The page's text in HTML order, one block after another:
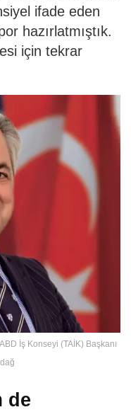
ifade eden
hazırlatmıştık.
için tekrar
İş Konseyi (TAİK) Başkanı
de